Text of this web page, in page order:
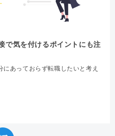
で気を付けるポイントにも注
あっておらず転職したいと考え